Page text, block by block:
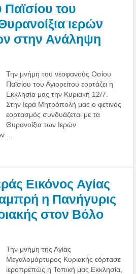
του
ιερών
στην Ανάληψη
Την μνήμη του νεοφανούς Οσίου
Παϊσίου του Αγιορείτου εορτάζει η
Εκκλησία μας την Κυριακή 12/7.
Στην Ιερά Μητρόπολή μας ο φετινός
εορτασμός συνδυάζεται με τα
Θυρανοίξια των Ιερών
...
Εικόνος Αγίας
η Πανήγυρις
στον Βόλο
Την μνήμη της Αγίας
Μεγαλομάρτυρος Κυριακής εόρτασε
ιεροπρεπώς η Τοπική μας Εκκλησία,